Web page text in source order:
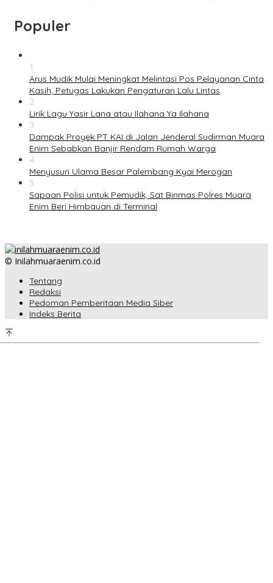
Populer
1
Arus Mudik Mulai Meningkat Melintasi Pos Pelayanan Cinta
Kasih, Petugas Lakukan Pengaturan Lalu Lintas
2
Lirik Lagu Yasir Lana atau Ilahana Ya Ilahana
3
Dampak Proyek PT KAI di Jalan Jenderal Sudirman Muara
Enim Sebabkan Banjir Rendam Rumah Warga
4
Menyusuri Ulama Besar Palembang Kyai Merogan
5
Sapaan Polisi untuk Pemudik, Sat Binmas Polres Muara
Enim Beri Himbauan di Terminal
© Inilahmuaraenim.co.id
Tentang
Redaksi
Pedoman Pemberitaan Media Siber
Indeks Berita